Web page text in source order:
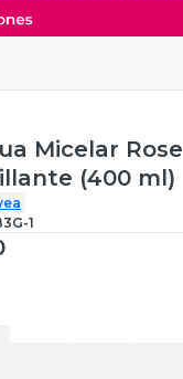
Micelar Rose
(400 ml)
1